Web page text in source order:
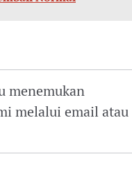
menemukan
melalui email atau